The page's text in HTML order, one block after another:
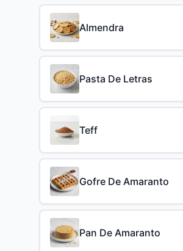
Almendra
Pasta De Letras
Teff
Gofre De Amaranto
Pan De Amaranto